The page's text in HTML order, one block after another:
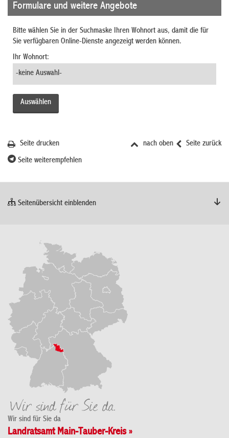
Formulare und weitere Angebote
Bitte wählen Sie in der Suchmaske Ihren Wohnort aus, damit die für
Sie verfügbaren Online-Dienste angezeigt werden können.
Ihr Wohnort:
Seite zurück
nach oben
Seite drucken
Seite weiterempfehlen
Seitenübersicht einblenden
Wir sind für Sie da
Landratsamt Main-Tauber-Kreis »